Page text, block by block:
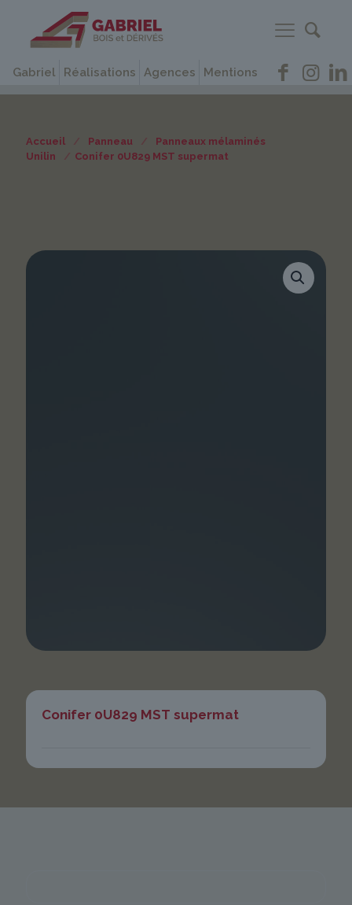
Gabriel Réalisations Agences Mentions
Accueil / Panneau /
Panneaux mélaminés
Unilin
/ Conifer 0U829 MST supermat
Conifer 0U829 MST supermat